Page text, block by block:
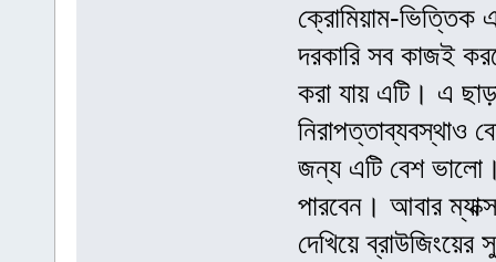
ক্রোমিয়াম-ভিত্তিক
দরকারি সব কাজই
করা যায় এটি। এ
নিরাপত্তাব্যবস্থাও
জন্য এটি বেশ
পারবেন। আবার
দেখিয়ে